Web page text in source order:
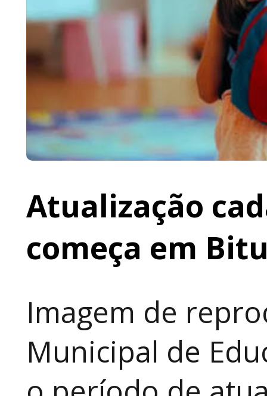
Atualização
começa em
Imagem de
Municipal de